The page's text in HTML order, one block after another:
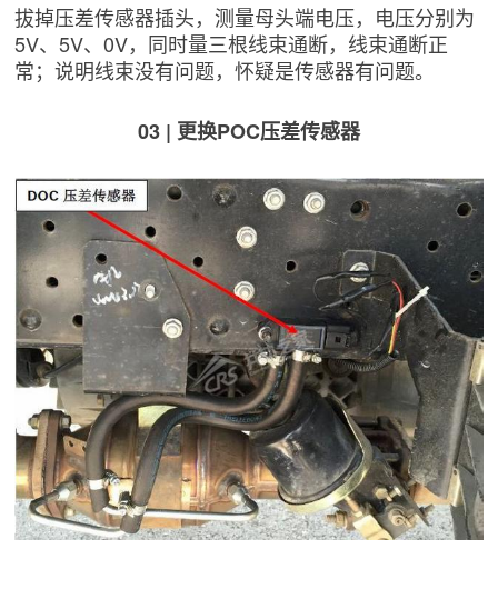
拔掉压差传感器插头，测量母头端电压，电压分别为
5V、5V、0V，同时量三根线束通断，线束通断正
常；说明线束没有问题，怀疑是传感器有问题。
03 | 更换POC压差传感器